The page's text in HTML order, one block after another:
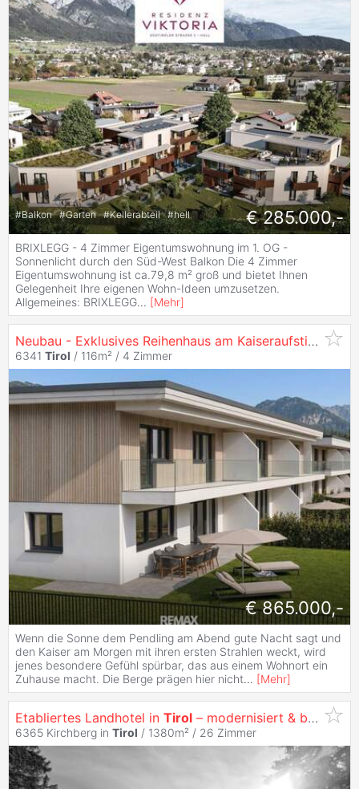
#Balkon #Garten #Kellerabteil #hell € 285.000,-
BRIXLEGG - 4 Zimmer Eigentumswohnung im 1. OG -
Sonnenlicht durch den Süd-West Balkon Die 4 Zimmer
Eigentumswohnung ist ca.79,8 m² groß und bietet Ihnen
Gelegenheit Ihre eigenen Wohn-Ideen umzusetzen.
Allgemeines: BRIXLEGG... [Mehr]
Neubau - Exklusives Reihenhaus am Kaiseraufstieg
6341 Tirol / 116m² / 4 Zimmer
€ 865.000,-
Wenn die Sonne dem Pendling am Abend gute Nacht sagt und
den Kaiser am Morgen mit ihren ersten Strahlen weckt, wird
jenes besondere Gefühl spürbar, das aus einem Wohnort ein
Zuhause macht. Die Berge prägen hier nicht... [Mehr]
Etabliertes Landhotel in Tirol – modernisiert & betriebsbereit -
6365 Kirchberg in Tirol / 1380m² / 26 Zimmer